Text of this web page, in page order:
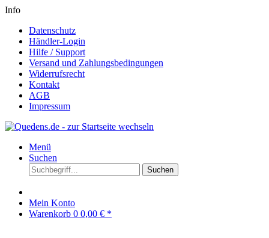
Info
Datenschutz
Händler-Login
Hilfe / Support
Versand und Zahlungsbedingungen
Widerrufsrecht
Kontakt
AGB
Impressum
Menü
Suchen
Suchen
Mein Konto
Warenkorb 0 0,00 € *